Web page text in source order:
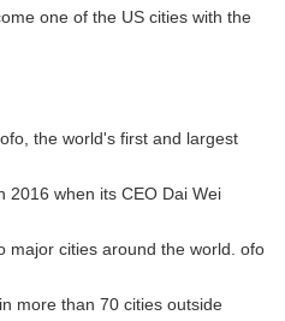
one of the US cities with the
the world's first and largest
2016 when its CEO Dai Wei
major cities around the world. ofo
more than 70 cities outside